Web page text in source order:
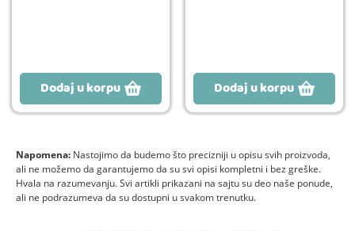
Dodaj u korpu Dodaj u korpu
Napomena: Nastojimo da budemo što precizniji u opisu svih proizvoda,
ali ne možemo da garantujemo da su svi opisi kompletni i bez greške.
Hvala na razumevanju. Svi artikli prikazani na sajtu su deo naše ponude,
ali ne podrazumeva da su dostupni u svakom trenutku.